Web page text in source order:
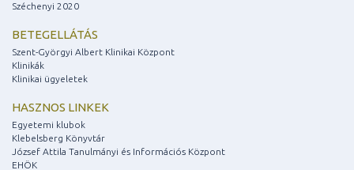
Széchenyi 2020
BETEGELLÁTÁS
Szent-Györgyi Albert Klinikai Központ
Klinikák
Klinikai ügyeletek
HASZNOS LINKEK
Egyetemi klubok
Klebelsberg Könyvtár
József Attila Tanulmányi és Információs Központ
EHÖK